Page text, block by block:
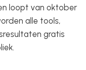
loopt van oktober
alle tools,
gratis